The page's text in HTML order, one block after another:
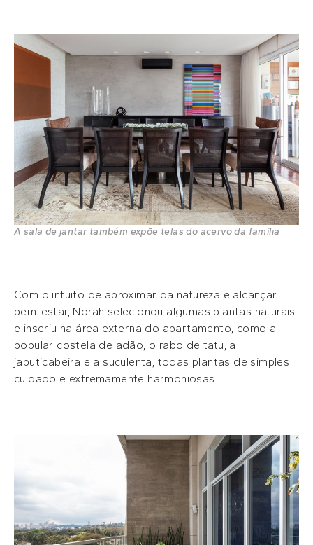
A sala de jantar também expõe telas do acervo da família
Com o intuito de aproximar da natureza e alcançar
bem-estar, Norah selecionou algumas plantas naturais
e inseriu na área externa do apartamento, como a
popular costela de adão, o rabo de tatu, a
jabuticabeira e a suculenta, todas plantas de simples
cuidado e extremamente harmoniosas.